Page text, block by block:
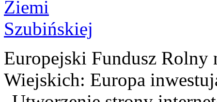
Europejski Fundusz Rolny
Wiejskich: Europa